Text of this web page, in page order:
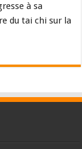
à sa
du tai chi sur la